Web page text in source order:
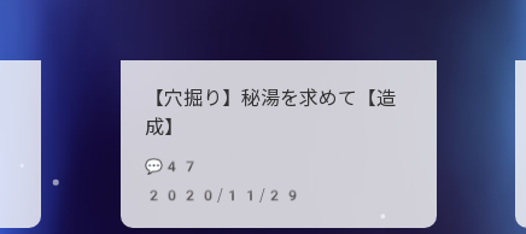
【穴掘り】秘湯を求めて【造
成】
💬47
2020/11/29